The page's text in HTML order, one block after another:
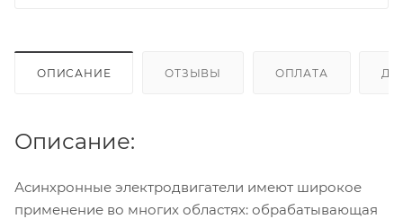
ОПИСАНИЕ ОТЗЫВЫ ОПЛАТА
Описание:
Асинхронные электродвигатели имеют широкое
применение во многих областях: обрабатывающая